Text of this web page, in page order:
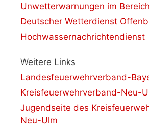
Unwetterwarnungen im
Deutscher Wetterdienst
Hochwassernachrichtendienst
Weitere Links
Landesfeuerwehrverband-
Kreisfeuerwehrverband-Neu-
Jugendseite des
Neu-Ulm